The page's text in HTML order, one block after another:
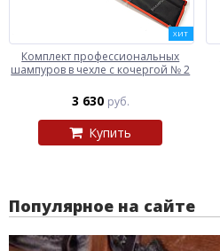
ХИТ
Комплект профессиональных
шампуров в чехле с кочергой № 2
3 630 руб.
Купить
Популярное на сайте